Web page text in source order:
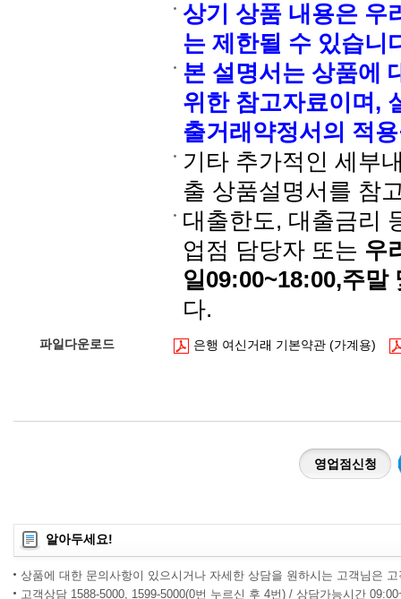
상기 상품 내용은 우
는 제한될 수 있습니
본 설명서는 상품에
위한 참고자료이며,
출거래약정서의 적
기타 추가적인 세부
출 상품설명서를 참
대출한도, 대출금리
업점 담당자 또는 우
일09:00~18:00,주말
다.
파일다운로드 은행 여신거래 기본약관 (가계용)
영업점신청
알아두세요!
상품에 대한 문의사항이 있으시거나 자세한 상담을 원하시는 고객님은
고객상담 1588-5000, 1599-5000(0번 누르신 후 4번) / 상담가능시간